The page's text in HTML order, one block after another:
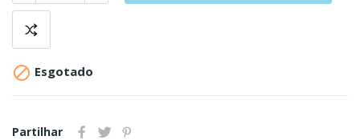
 Esgotado
Partilhar